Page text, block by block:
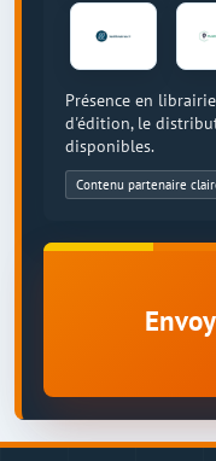
Présence en
d'édition, le
disponibles.
Contenu partenaire